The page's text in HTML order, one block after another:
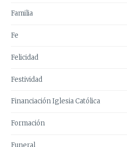
Familia
Fe
Felicidad
Festividad
Financiación Iglesia Católica
Formación
Funeral